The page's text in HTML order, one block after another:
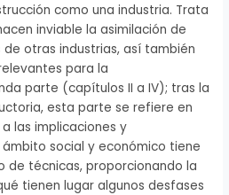
como una industria. Trata
inviable la asimilación de
otras industrias, así también
para la
parte (capítulos II a IV); tras la
esta parte se refiere en
las implicaciones y
social y económico tiene
de técnicas, proporcionando la
tienen lugar algunos desfases